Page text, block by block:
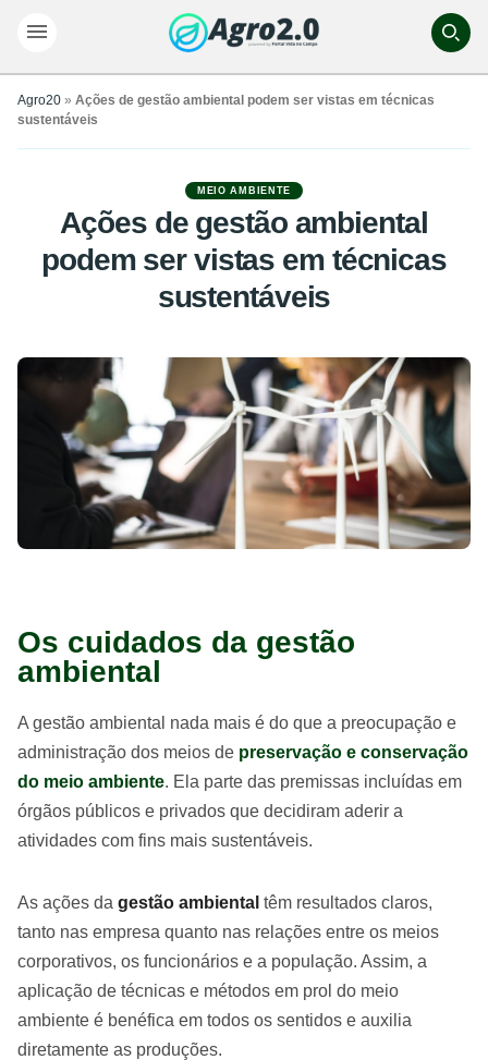
Agro20 » Ações de gestão ambiental podem ser vistas em técnicas
sustentáveis
MEIO AMBIENTE
Ações de gestão ambiental
podem ser vistas em técnicas
sustentáveis
Os cuidados da gestão
ambiental
A gestão ambiental nada mais é do que a preocupação e
administração dos meios de preservação e conservação
do meio ambiente. Ela parte das premissas incluídas em
órgãos públicos e privados que decidiram aderir a
atividades com fins mais sustentáveis.
As ações da gestão ambiental têm resultados claros,
tanto nas empresa quanto nas relações entre os meios
corporativos, os funcionários e a população. Assim, a
aplicação de técnicas e métodos em prol do meio
ambiente é benéfica em todos os sentidos e auxilia
diretamente as produções.